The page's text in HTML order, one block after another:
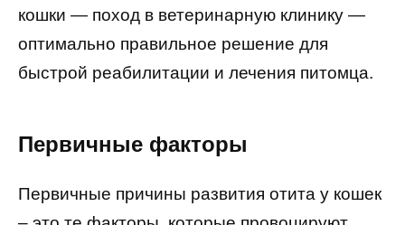
кошки — поход в ветеринарную клинику —
оптимально правильное решение для
быстрой реабилитации и лечения питомца.
Первичные факторы
Первичные причины развития отита у кошек